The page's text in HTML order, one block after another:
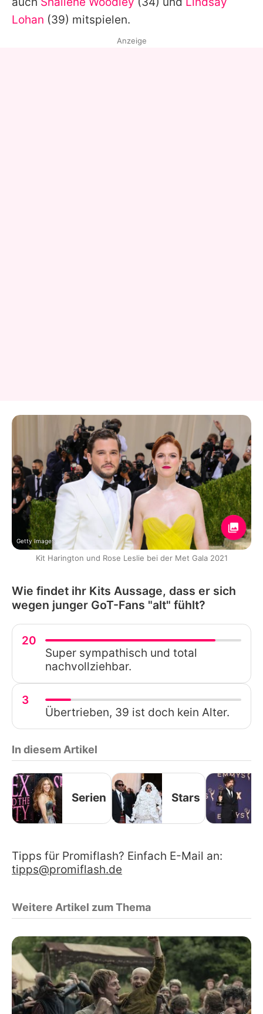
Lohan (39) mitspielen.
Anzeige
Getty Images
Kit Harington und Rose Leslie bei der Met Gala 2021
Wie findet ihr Kits Aussage, dass er sich
wegen junger GoT-Fans "alt" fühlt?
20
Super sympathisch und total
nachvollziehbar.
3
Übertrieben, 39 ist doch kein Alter.
In diesem Artikel
Serien Stars
Tipps für Promiflash? Einfach E-Mail an:
tipps@promiflash.de
Weitere Artikel zum Thema